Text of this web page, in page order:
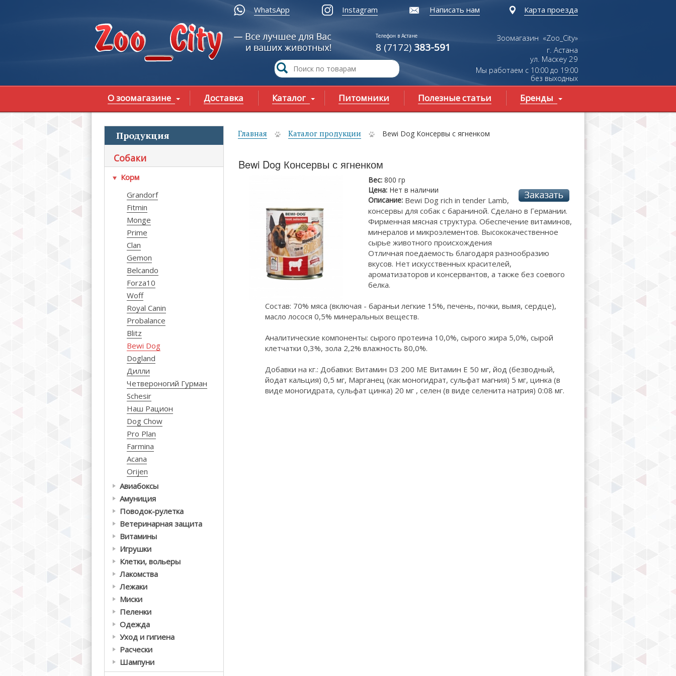
WhatsApp Instagram Написать нам Карта проезда
Телефон в Астане
8 (7172) 383-591
Зоомагазин «Zoo_City»
г. Астана
ул. Маскеу29
Мы работаем с 10:00 до 19:00
без выходных
О зоомагазине Доставка Каталог Питомники Полезные статьи Бренды
Продукция
Собаки
Корм
Grandorf
Fitmin
Monge
Prime
Clan
Gemon
Belcando
Forza10
Woff
Royal Canin
Probalance
Blitz
Bewi Dog
Dogland
Дилли
Четвероногий Гурман
Schesir
Наш Рацион
Dog Chow
Pro Plan
Farmina
Acana
Orijen
Авиабоксы
Амуниция
Поводок-рулетка
Ветеринарная защита
Витамины
Игрушки
Клетки, вольеры
Лакомства
Лежаки
Миски
Пеленки
Одежда
Уход и гигиена
Расчески
Шампуни
Вы здесь
Главная Каталог продукции Bewi Dog Консервы с ягненком
Bewi Dog Консервы с ягненком
Вес: 800 гр
Цена: Нет в наличии
Описание: Bewi Dog rich in tender Lamb,
консервы для собак с бараниной. Сделано в Германии.
Фирменная мясная структура. Обеспечение витаминов,
минералов и микроэлементов. Высококачественное
сырье животного происхождения
Отличная поедаемость благодаря разнообразию
вкусов. Нет искусственных красителей,
ароматизаторов и консервантов, а также без соевого
белка.
Состав: 70% мяса (включая - бараньи легкие 15%, печень, почки, вымя, сердце),
масло лосося 0,5% минеральных веществ.
Аналитические компоненты: сырого протеина 10,0%, сырого жира 5,0%, сырой
клетчатки 0,3%, зола 2,2% влажность 80,0%.
Добавки на кг.: Добавки: Витамин D3 200 МЕ Витамин Е 50 мг, йод (безводный,
йодат кальция) 0,5 мг, Марганец (как моногидрат, сульфат магния) 5 мг, цинка (в
виде моногидрата, сульфат цинка) 20 мг , селен (в виде селенита натрия) 0:08 мг.